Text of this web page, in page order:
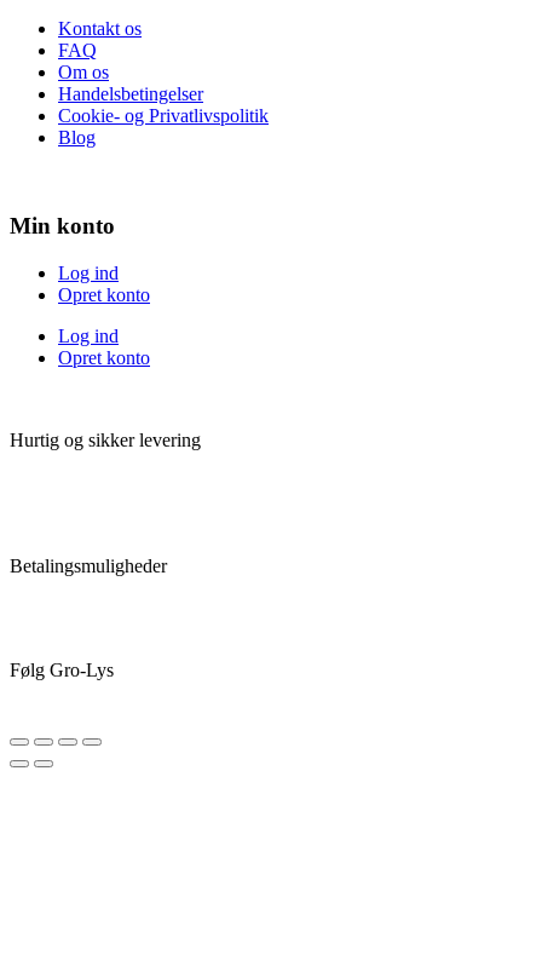
Kontakt os
FAQ
Om os
Handelsbetingelser
Cookie- og Privatlivspolitik
Blog
Min konto
Log ind
Opret konto
Log ind
Opret konto
Hurtig og sikker levering
Betalingsmuligheder
Følg Gro-Lys